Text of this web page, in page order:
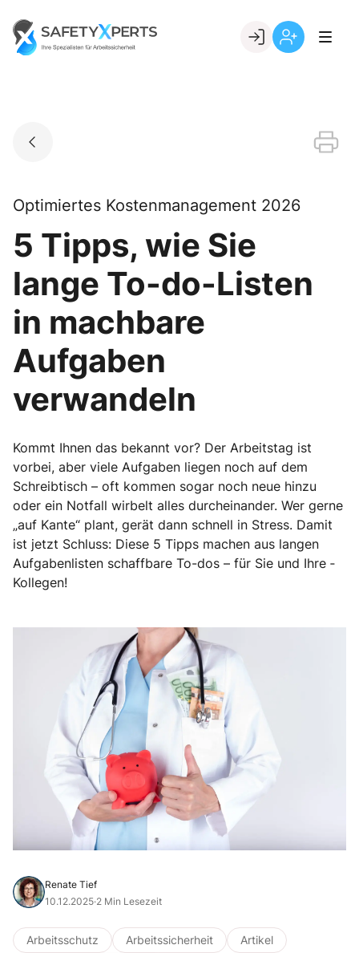
content
Go to landing page.
Optimiertes Kostenmanagement 2026
5 Tipps, wie Sie
lange To-do-Listen
in machbare
Aufgaben
verwandeln
Kommt Ihnen das bekannt vor? Der Arbeitstag ist
vorbei, aber viele Aufgaben liegen noch auf dem
Schreibtisch – oft kommen sogar noch neue hinzu
oder ein Notfall wirbelt alles durcheinander. Wer gerne
„auf Kante“ plant, gerät dann schnell in Stress. Damit
ist jetzt Schluss: Diese 5 Tipps machen aus langen
Aufgabenlisten schaffbare To-dos – für Sie und Ihre ­
Kollegen!
Renate Tief
10.12.2025·2 Min Lesezeit
Arbeitsschutz Arbeitssicherheit
Artikel